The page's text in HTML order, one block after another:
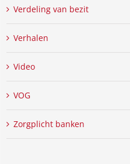
Verdeling van bezit
Verhalen
Video
VOG
Zorgplicht banken